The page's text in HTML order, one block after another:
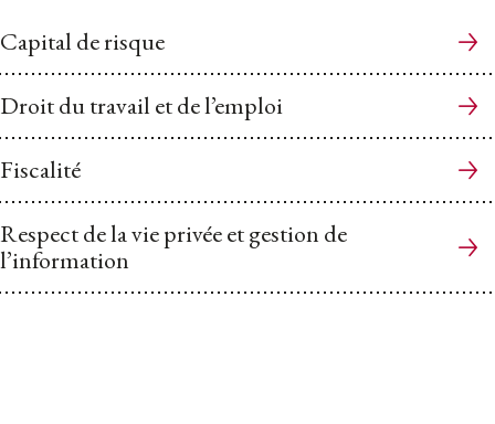
Capital de risque
Droit du travail et de l’emploi
Fiscalité
Respect de la vie privée et gestion de
l’information